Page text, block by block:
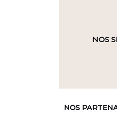
NOS
NOS